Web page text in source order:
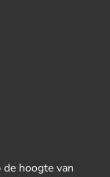
hoogte van